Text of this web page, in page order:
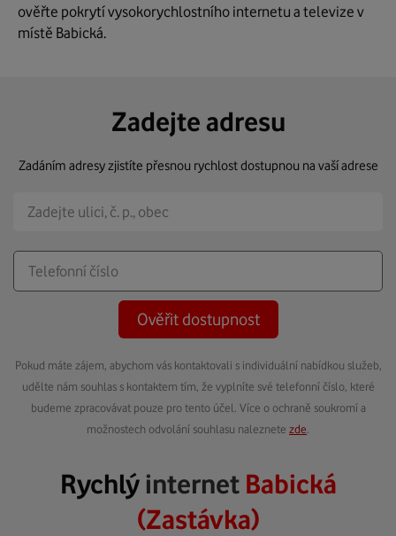
ověřte pokrytí vysokorychlostního internetu a televize v
místě Babická.
Zadejte adresu
Zadáním adresy zjistíte přesnou rychlost dostupnou na vaší adrese
Ověřit dostupnost
Pokud máte zájem, abychom vás kontaktovali s individuální nabídkou služeb,
udělte nám souhlas s kontaktem tím, že vyplníte své telefonní číslo, které
budeme zpracovávat pouze pro tento účel. Více o ochraně soukromí a
možnostech odvolání souhlasu naleznete zde
Rychlýinternet Babická
(Zastávka)